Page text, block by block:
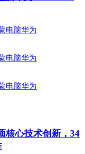
核心技术创新，34